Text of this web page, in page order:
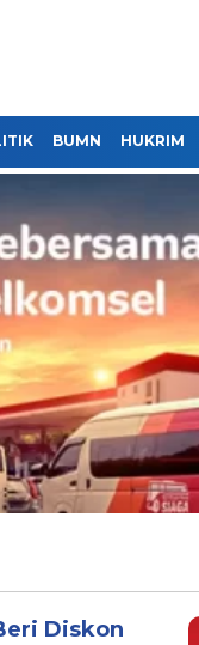
BUMN HUKRIM
Diskon